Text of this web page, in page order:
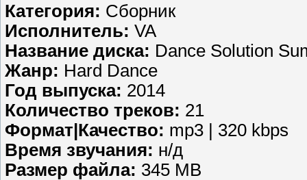
Категория: Сборник
Исполнитель: VA
Название диска: Dance Solution
Жанр: Hard Dance
Год выпуска: 2014
Количество треков: 21
Формат|Качество: mp3 | 320 kbps
Время звучания: н/д
Размер файла: 345 MB